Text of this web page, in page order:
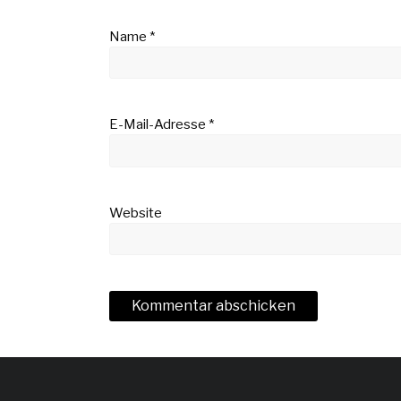
Name *
E-Mail-Adresse *
Website